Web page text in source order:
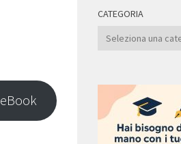
eBook
CATEGORIA
Categoria